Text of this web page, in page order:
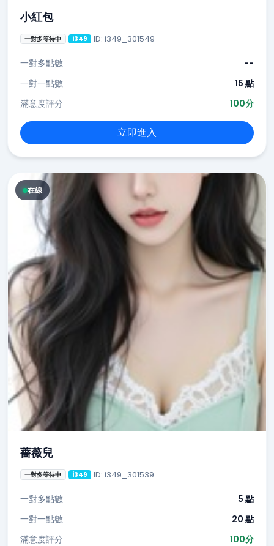
小紅包
一對多等待中 i349 ID: i349_301549
一對多點數
--
一對一點數
15 點
滿意度評分
100分
立即進入
在線
薔薇兒
一對多等待中 i349 ID: i349_301539
一對多點數
5 點
一對一點數
20 點
滿意度評分
100分